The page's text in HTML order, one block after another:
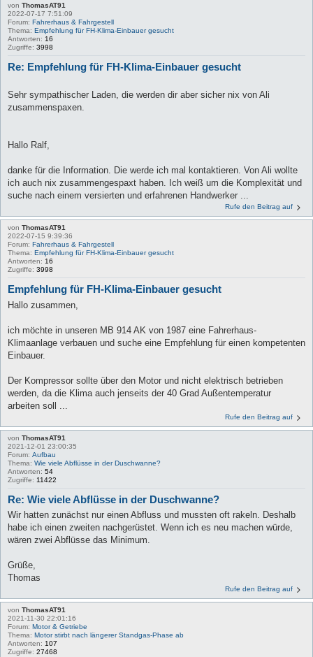
von ThomasAT91
2022-07-17 7:51:09
Forum: Fahrerhaus & Fahrgestell
Thema: Empfehlung für FH-Klima-Einbauer gesucht
Antworten: 16
Zugriffe: 3998
Re: Empfehlung für FH-Klima-Einbauer gesucht
Sehr sympathischer Laden, die werden dir aber sicher nix von Ali
zusammenspaxen.
Hallo Ralf,
danke für die Information. Die werde ich mal kontaktieren. Von Ali wollte
ich auch nix zusammengespaxt haben. Ich weiß um die Komplexität und
suche nach einem versierten und erfahrenen Handwerker ...
Rufe den Beitrag auf
von ThomasAT91
2022-07-15 9:39:36
Forum: Fahrerhaus & Fahrgestell
Thema: Empfehlung für FH-Klima-Einbauer gesucht
Antworten: 16
Zugriffe: 3998
Empfehlung für FH-Klima-Einbauer gesucht
Hallo zusammen,
ich möchte in unseren MB 914 AK von 1987 eine Fahrerhaus-
Klimaanlage verbauen und suche eine Empfehlung für einen kompetenten
Einbauer.
Der Kompressor sollte über den Motor und nicht elektrisch betrieben
werden, da die Klima auch jenseits der 40 Grad Außentemperatur
arbeiten soll ...
Rufe den Beitrag auf
von ThomasAT91
2021-12-01 23:00:35
Forum: Aufbau
Thema: Wie viele Abflüsse in der Duschwanne?
Antworten: 54
Zugriffe: 11422
Re: Wie viele Abflüsse in der Duschwanne?
Wir hatten zunächst nur einen Abfluss und mussten oft rakeln. Deshalb
habe ich einen zweiten nachgerüstet. Wenn ich es neu machen würde,
wären zwei Abflüsse das Minimum.
Grüße,
Thomas
Rufe den Beitrag auf
von ThomasAT91
2021-11-30 22:01:16
Forum: Motor & Getriebe
Thema: Motor stirbt nach längerer Standgas-Phase ab
Antworten: 107
Zugriffe: 27468